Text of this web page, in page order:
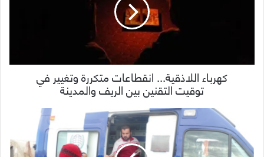
كهرباء اللاذقية... انقطاعات متكررة وتغيير في
توقيت التقنين بين الريف والمدينة